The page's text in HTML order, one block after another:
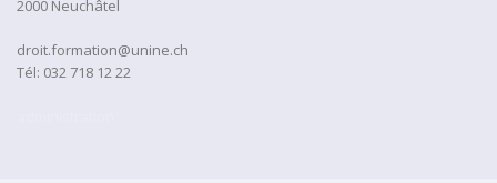
2000 Neuchâtel
droit.formation@unine.ch
Tél: 032 718 12 22